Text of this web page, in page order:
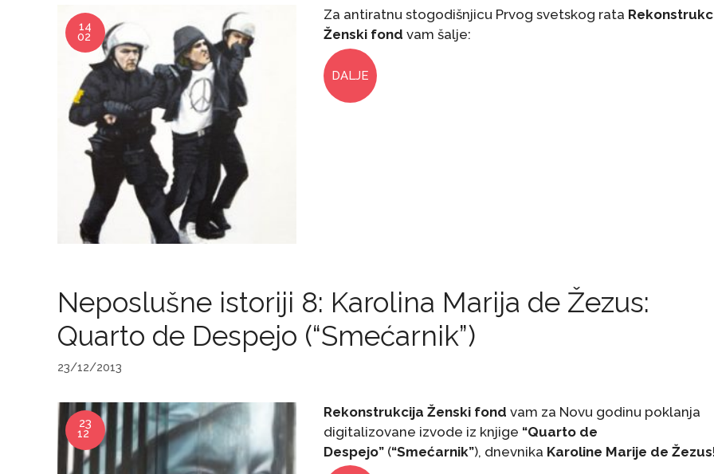
14
02
Za antiratnu stogodišnjicu Prvog svetskog rata
Ženski fond vam šalje:
DALJE
Neposlušne istoriji 8: Karolina Marija de Žezus:
Quarto de Despejo (“Smećarnik”)
23/12/2013
23
12
Rekonstrukcija Ženski fond vam za Novu godinu poklanja
digitalizovane izvode iz knjige “Quarto de
Despejo” (“Smećarnik”), dnevnika Karoline Marije de Žezus